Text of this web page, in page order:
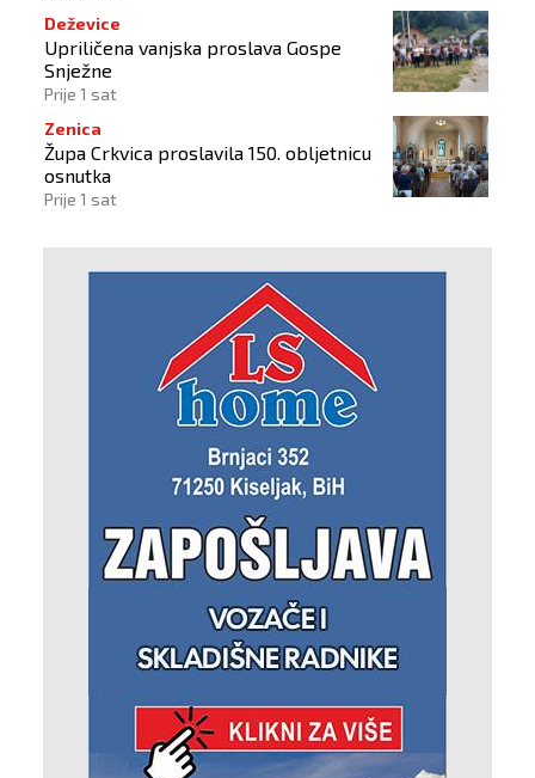
Deževice
Upriličena vanjska proslava Gospe
Snježne
Prije 1 sat
Zenica
Župa Crkvica proslavila 150. obljetnicu
osnutka
Prije 1 sat